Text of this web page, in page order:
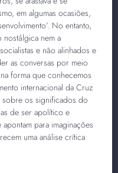
em algumas ocasiões,
No entanto,
nostálgica nem a
e não alinhados e
as conversas por meio
forma que conhecemos
internacional da Cruz
sobre os significados do
de ser apolítico e
para imaginações
uma análise crítica